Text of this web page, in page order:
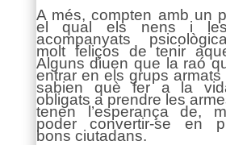
A més, compten amb un
el qual els nens i
acompanyats
molt feliços de tenir
Alguns diuen que la raó
entrar en els grups
sabien què fer a la
obligats a prendre les
tenen l’esperança de,
poder convertir-se en
bons ciutadans.